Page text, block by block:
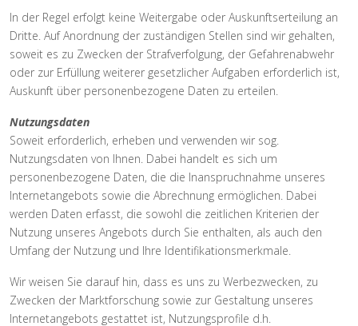
In der Regel erfolgt keine Weitergabe oder Auskunftserteilung an
Dritte. Auf Anordnung der zuständigen Stellen sind wir gehalten,
soweit es zu Zwecken der Strafverfolgung, der Gefahrenabwehr
oder zur Erfüllung weiterer gesetzlicher Aufgaben erforderlich ist,
Auskunft über personenbezogene Daten zu erteilen.
Nutzungsdaten
Soweit erforderlich, erheben und verwenden wir sog.
Nutzungsdaten von Ihnen. Dabei handelt es sich um
personenbezogene Daten, die die Inanspruchnahme unseres
Internetangebots sowie die Abrechnung ermöglichen. Dabei
werden Daten erfasst, die sowohl die zeitlichen Kriterien der
Nutzung unseres Angebots durch Sie enthalten, als auch den
Umfang der Nutzung und Ihre Identifikationsmerkmale.
Wir weisen Sie darauf hin, dass es uns zu Werbezwecken, zu
Zwecken der Marktforschung sowie zur Gestaltung unseres
Internetangebots gestattet ist, Nutzungsprofile d.h.